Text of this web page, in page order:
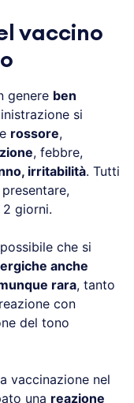
vaccino
genere ben
si
rossore,
, febbre,
irritabilità. Tutti
2 giorni.
che si
anche
rara, tanto
con
del tono
vaccinazione nel
una reazione